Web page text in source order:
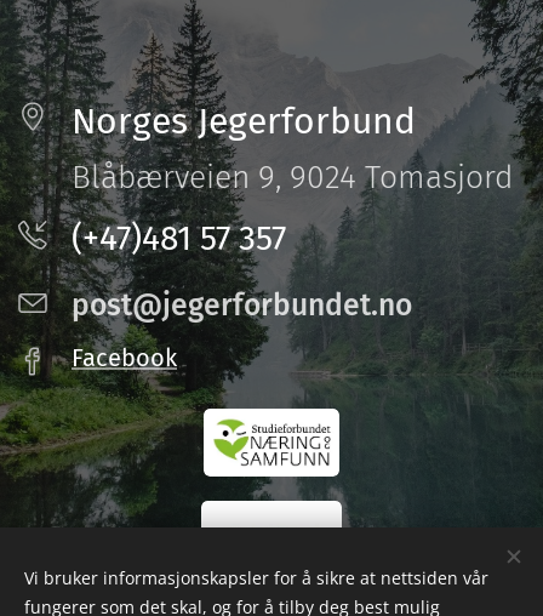
Norges Jegerforbund
Blåbærveien 9, 9024 Tomasjord
(+47)481 57 357
post@jegerforbundet.no
Facebook
Vi bruker informasjonskapsler for å sikre at nettsiden vår
fungerer som det skal, og for å tilby deg best mulig